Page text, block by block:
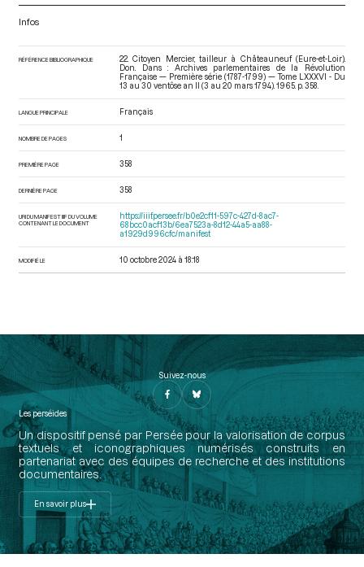
Infos
RÉFÉRENCE BIBLIOGRAPHIQUE
22. Citoyen Mercier, tailleur à Châteauneuf (Eure-et-Loir).
Don. Dans : Archives parlementaires de la Révolution
Française — Première série (1787-1799) — Tome LXXXVI - Du
13 au 30 ventôse an II (3 au 20 mars 1794) . 1965. p. 358.
LANGUE PRINCIPALE Français
NOMBRE DE PAGES 1
PREMIÈRE PAGE 358
DERNIÈRE PAGE 358
URI DU MANIFEST IIIF DU VOLUME
CONTENANT LE DOCUMENT
https://iiif.persee.fr/b0e2cf11-597c-427d-8ac7-
68bcc0acf13b/6ea7523a-8d12-44a5-aa88-
a1929d996cfc/manifest
MODIFIÉ LE 10 octobre 2024 à 18:18
Suivez-nous
Les perséides
Un dispositif pensé par Persée pour la valorisation de corpus
textuels et iconographiques numérisés construits en
partenariat avec des équipes de recherche et des institutions
documentaires.
En savoir plus